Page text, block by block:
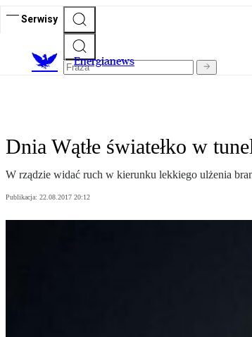
Serwisy
Energianews
Dnia Wątłe światełko w
W rządzie widać ruch w kierunku lekkiego ulżenia
Publikacja: 22.08.2017 20:12